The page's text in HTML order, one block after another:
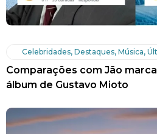
Celebridades, Destaques, Música,
Comparações com Jão
álbum de Gustavo Mioto